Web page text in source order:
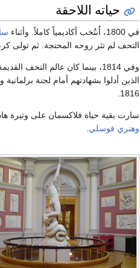
حياته اللاحقة
في 1800، اُنتُخب أكاديمياً كاملاً. وأثناء
التحف لم تثر روحه المحتجة. ثم تولى
وفي 1814، بينما كان عالم التحف القديمة مشغولاً بسؤال صحة اقتناء
الذين أدلوا بشهادتهم أمام لجنة
1816.
سارت بقية حياة فلاكسمان على وتيرة
وهنري فوسلي